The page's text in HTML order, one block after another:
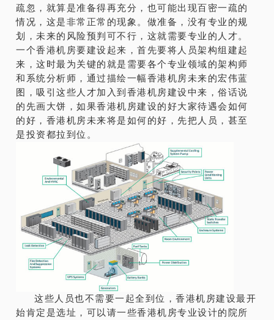
疏忽，就算是准备得再充分，也可能出现百密一疏的
情况，这是非常正常的现象。做准备，没有专业的规
划，未来的风险预判可不行，这就需要专业的人才。
一个香港机房要建设起来，首先要将人员架构组建起
来，这时最为关键的就是需要各个专业领域的架构师
和系统分析师，通过描绘一幅香港机房未来的宏伟蓝
图，吸引这些人才加入到香港机房建设中来，俗话说
的先画大饼，如果香港机房建设的好大家待遇会如何
的好，香港机房未来将是如何的好，先把人员，甚至
是投资都拉到位。
这些人员也不需要一起全到位，香港机房建设最开
始肯定是选址，可以请一些香港机房专业设计的院所